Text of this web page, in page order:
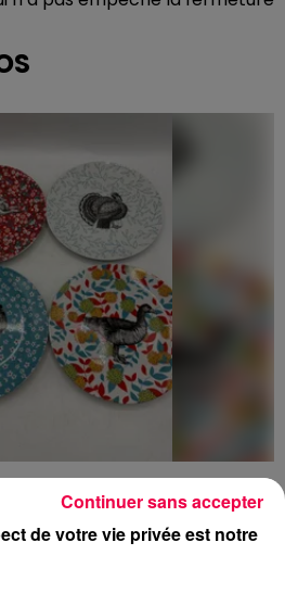
rappelées pour
dans deux assiettes en
de votre vie privée est notre
Continuer sans accepter